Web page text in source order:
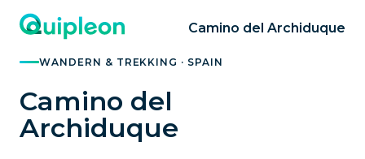
Camino del Archiduque
WANDERN & TREKKING · SPAIN
Camino del
Archiduque